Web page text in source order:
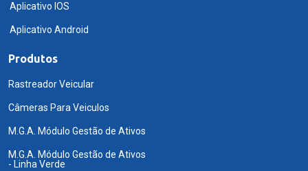
Aplicativo IOS
Aplicativo Android
Produtos
Rastreador Veicular
Câmeras Para Veiculos
M.G.A. Módulo Gestão de Ativos
M.G.A. Módulo Gestão de Ativos
- Linha Verde